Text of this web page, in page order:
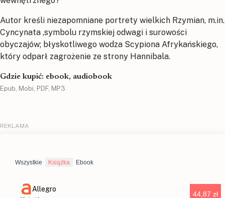
Autor kreśli niezapomniane portrety wielkich Rzymian, m.in.
Cyncynata ,symbolu rzymskiej odwagi i surowości
obyczajów; błyskotliwego wodza Scypiona Afrykańskiego,
który odparł zagrożenie ze strony Hannibala.
Gdzie kupić: ebook, audiobook
Epub, Mobi, PDF, MP3